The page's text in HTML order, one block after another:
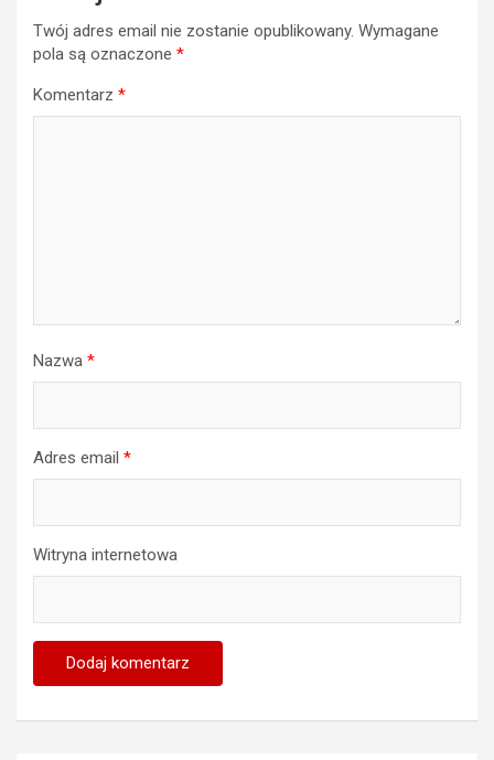
Twój adres email nie zostanie opublikowany. Wymagane
pola są oznaczone *
Komentarz *
Nazwa *
Adres email *
Witryna internetowa